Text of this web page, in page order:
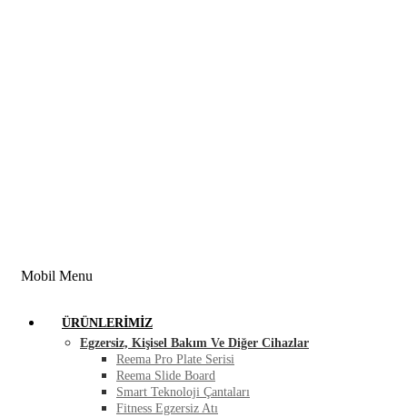
Mobil Menu
ÜRÜNLERIMIZ
Egzersiz, Kişisel Bakım Ve Diğer Cihazlar
Reema Pro Plate Serisi
Reema Slide Board
Smart Teknoloji Çantaları
Fitness Egzersiz Atı